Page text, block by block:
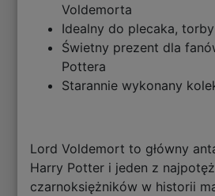
Voldemorta
Idealny do plecaka,
Świetny prezent dla
Pottera
Starannie wykonany
Lord Voldemort to główny
Harry Potter i jeden z
czarnoksiężników w historii